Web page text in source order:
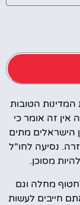
הטובות
זה אומר כי
הישראלים מתים
נסיעה לחו"ל
מסוכן.
מחלה וגם
חייבים לעשות